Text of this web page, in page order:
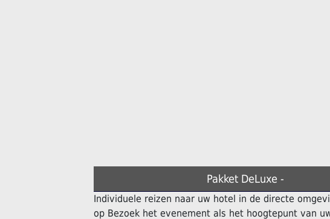
Pakket DeLuxe -
Individuele reizen naar uw hotel in de directe
op Bezoek het evenement als het hoogtepunt van